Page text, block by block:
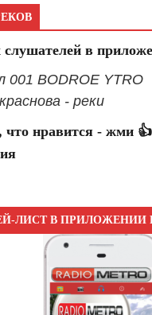
в
001 BODROE YTRO
- реки
что нравится - жми
ЛИСТ В ПРИЛОЖЕНИИ